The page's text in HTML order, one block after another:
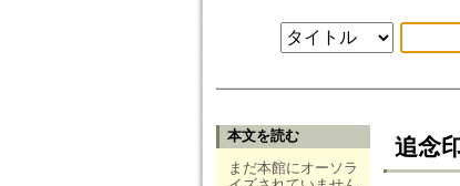
本文を読む
まだ本館にオーソラ
追念